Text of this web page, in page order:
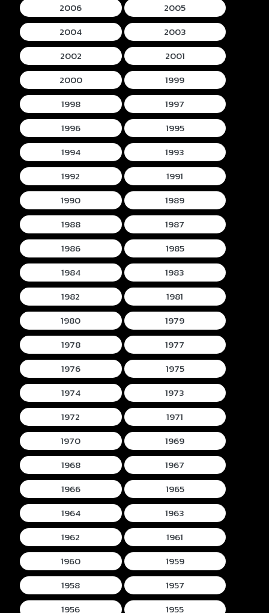
2006
2005
2004
2003
2002
2001
2000
1999
1998
1997
1996
1995
1994
1993
1992
1991
1990
1989
1988
1987
1986
1985
1984
1983
1982
1981
1980
1979
1978
1977
1976
1975
1974
1973
1972
1971
1970
1969
1968
1967
1966
1965
1964
1963
1962
1961
1960
1959
1958
1957
1956
1955